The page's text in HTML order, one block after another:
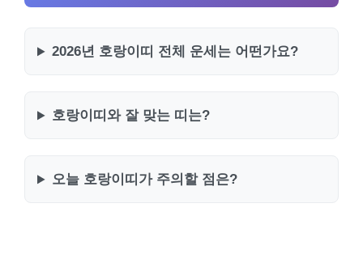
2026년 호랑이띠 전체 운세는 어떤가요?
호랑이띠와 잘 맞는 띠는?
오늘 호랑이띠가 주의할 점은?